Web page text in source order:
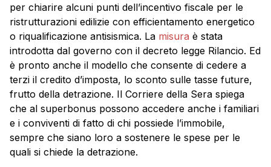
per chiarire alcuni punti dell’incentivo fiscale per le
ristrutturazioni edilizie con efficientamento energetico
o riqualificazione antisismica. La misura è stata
introdotta dal governo con il decreto legge Rilancio. Ed
è pronto anche il modello che consente di cedere a
terzi il credito d’imposta, lo sconto sulle tasse future,
frutto della detrazione. Il Corriere della Sera spiega
che al superbonus possono accedere anche i familiari
e i conviventi di fatto di chi possiede l’immobile,
sempre che siano loro a sostenere le spese per le
quali si chiede la detrazione.